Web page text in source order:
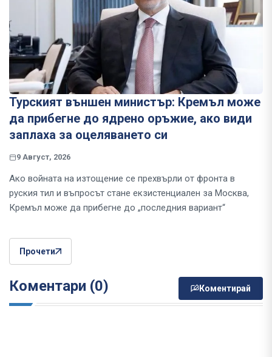
Турският външен министър: Кремъл може
да прибегне до ядрено оръжие, ако види
заплаха за оцеляването си
9 Август, 2026
Ако войната на изтощение се прехвърли от фронта в
руския тил и въпросът стане екзистенциален за Москва,
Кремъл може да прибегне до „последния вариант“
Прочети
Коментари (0) Коментирай